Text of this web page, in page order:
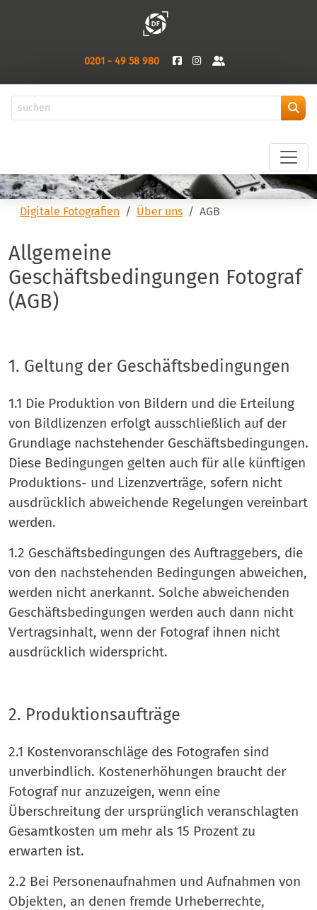
0201 - 49 58 980
Digitale Fotografien Über uns AGB
Allgemeine
Geschäftsbedingungen Fotograf
(AGB)
1. Geltung der Geschäftsbedingungen
1.1 Die Produktion von Bildern und die Erteilung
von Bildlizenzen erfolgt ausschließlich auf der
Grundlage nachstehender Geschäftsbedingungen.
Diese Bedingungen gelten auch für alle künftigen
Produktions- und Lizenzverträge, sofern nicht
ausdrücklich abweichende Regelungen vereinbart
werden.
1.2 Geschäftsbedingungen des Auftraggebers, die
von den nachstehenden Bedingungen abweichen,
werden nicht anerkannt. Solche abweichenden
Geschäftsbedingungen werden auch dann nicht
Vertragsinhalt, wenn der Fotograf ihnen nicht
ausdrücklich widerspricht.
2. Produktionsaufträge
2.1 Kostenvoranschläge des Fotografen sind
unverbindlich. Kostenerhöhungen braucht der
Fotograf nur anzuzeigen, wenn eine
Überschreitung der ursprünglich veranschlagten
Gesamtkosten um mehr als 15 Prozent zu
erwarten ist.
2.2 Bei Personenaufnahmen und Aufnahmen von
Objekten, an denen fremde Urheberrechte,